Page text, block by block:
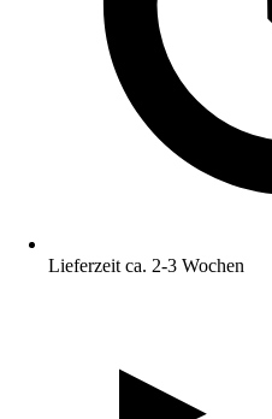
Lieferzeit ca. 2-3 Wochen